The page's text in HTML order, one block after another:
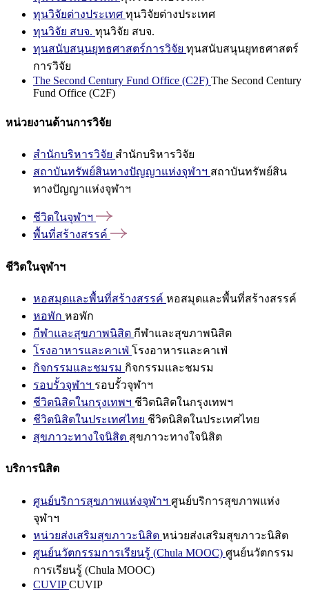
ทุนวิจัยต่างประเทศ ทุนวิจัยต่างประเทศ
ทุนวิจัย สบจ. ทุนวิจัย สบจ.
ทุนสนับสนุนยุทธศาสตร์การวิจัย ทุนสนับสนุนยุทธศาสตร์
การวิจัย
The Second Century Fund Office (C2F) The Second Century
Fund Office (C2F)
หน่วยงานด้านการวิจัย
สำนักบริหารวิจัย สำนักบริหารวิจัย
สถาบันทรัพย์สินทางปัญญาแห่งจุฬาฯ สถาบันทรัพย์สิน
ทางปัญญาแห่งจุฬาฯ
ชีวิตในจุฬาฯ
พื้นที่สร้างสรรค์
ชีวิตในจุฬาฯ
หอสมุดและพื้นที่สร้างสรรค์ หอสมุดและพื้นที่สร้างสรรค์
หอพัก หอพัก
กีฬาและสุขภาพนิสิต กีฬาและสุขภาพนิสิต
โรงอาหารและคาเฟ่ โรงอาหารและคาเฟ่
กิจกรรมและชมรม กิจกรรมและชมรม
รอบรั้วจุฬาฯ รอบรั้วจุฬาฯ
ชีวิตนิสิตในกรุงเทพฯ ชีวิตนิสิตในกรุงเทพฯ
ชีวิตนิสิตในประเทศไทย ชีวิตนิสิตในประเทศไทย
สุขภาวะทางใจนิสิต สุขภาวะทางใจนิสิต
บริการนิสิต
ศูนย์บริการสุขภาพแห่งจุฬาฯ ศูนย์บริการสุขภาพแห่ง
จุฬาฯ
หน่วยส่งเสริมสุขภาวะนิสิต หน่วยส่งเสริมสุขภาวะนิสิต
ศูนย์นวัตกรรมการเรียนรู้ (Chula MOOC) ศูนย์นวัตกรรม
การเรียนรู้ (Chula MOOC)
CUVIPCUVIP